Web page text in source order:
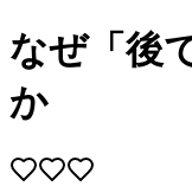
なぜ「後
か